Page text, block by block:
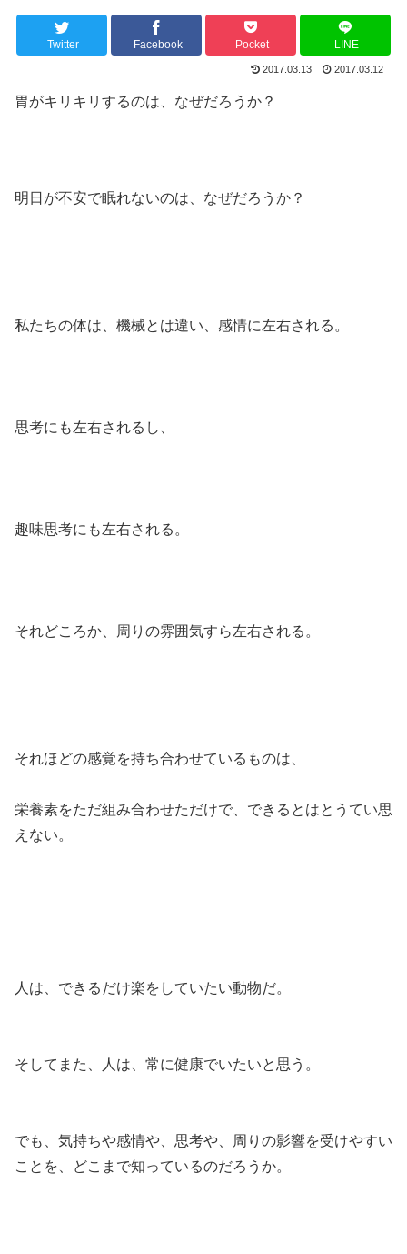
Twitter Facebook Pocket LINE
2017.03.13 2017.03.12
胃がキリキリするのは、なぜだろうか？
明日が不安で眠れないのは、なぜだろうか？
私たちの体は、機械とは違い、感情に左右される。
思考にも左右されるし、
趣味思考にも左右される。
それどころか、周りの雰囲気すら左右される。
それほどの感覚を持ち合わせているものは、
栄養素をただ組み合わせただけで、できるとはとうてい思
えない。
人は、できるだけ楽をしていたい動物だ。
そしてまた、人は、常に健康でいたいと思う。
でも、気持ちや感情や、思考や、周りの影響を受けやすい
ことを、どこまで知っているのだろうか。